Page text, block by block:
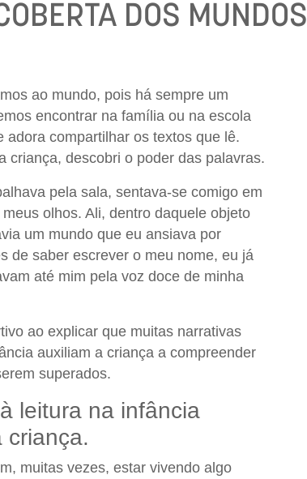
DOS MUNDOS
ao mundo, pois há sempre um
encontrar na família ou na escola
compartilhar os textos que lê.
criança, descobri o poder das palavras.
pela sala, sentava-se comigo em
olhos. Ali, dentro daquele objeto
um mundo que eu ansiava por
de saber escrever o meu nome, eu já
até mim pela voz doce de minha
ao explicar que muitas narrativas
auxiliam a criança a compreender
superados.
leitura na infância
criança.
muitas vezes, estar vivendo algo